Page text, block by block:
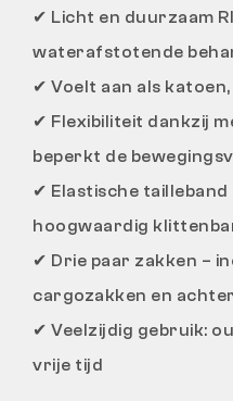
✔ Licht en duurzaam
waterafstotende
✔ Voelt aan als
✔ Flexibiliteit dankzij
beperkt de
✔ Elastische
hoogwaardig
✔ Drie paar zakken –
cargozakken en
✔ Veelzijdig gebruik:
vrije tijd